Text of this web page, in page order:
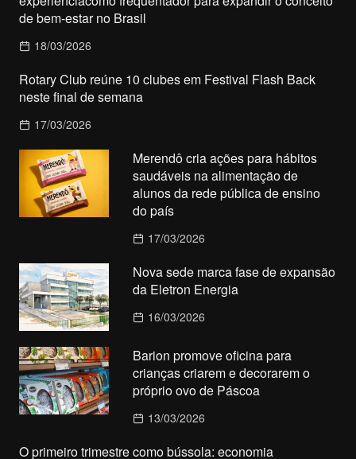
de bem-estar no Brasil
18/03/2026
Rotary Club reúne 10 clubes em Festival Flash Back
neste final de semana
17/03/2026
Merendô cria ações para hábitos
saudáveis na alimentação de
alunos da rede pública de ensino
do país
17/03/2026
Nova sede marca fase de expansão
da Eletron Energia
16/03/2026
Barion promove oficina para
crianças criarem e decorarem o
próprio ovo de Páscoa
13/03/2026
O primeiro trimestre como bússola: economia